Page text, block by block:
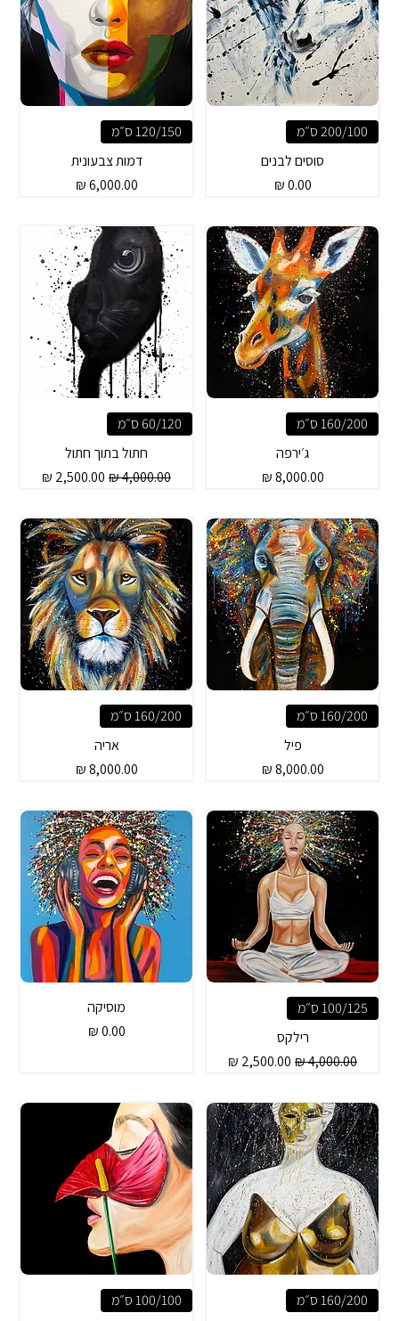
200/100 ס״מ
סוסים לבנים
מחיר
120/150 ס״מ
דמות צבעונית
מחיר
160/200 ס״מ
ג׳ירפה
מחיר
60/120 ס״מ
חתול בתוך חתול
מחיר רגיל
מחיר מבצע
160/200 ס״מ
פיל
מחיר
160/200 ס״מ
אריה
מחיר
100/125 ס״מ
רילקס
מחיר רגיל
מחיר מבצע
מוסיקה
מחיר
160/200 ס״מ
100/100 ס״מ